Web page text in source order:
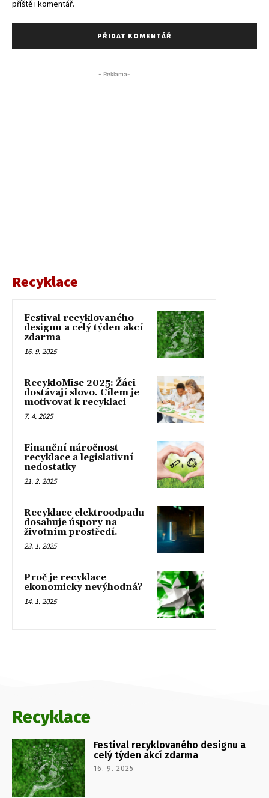
příště i komentář.
- Reklama-
Recyklace
Festival recyklovaného
designu a celý týden akcí
zdarma
16. 9. 2025
RecykloMise 2025: Žáci
dostávají slovo. Cílem je
motivovat k recyklaci
7. 4. 2025
Finanční náročnost
recyklace a legislativní
nedostatky
21. 2. 2025
Recyklace elektroodpadu
dosahuje úspory na
životním prostředí.
23. 1. 2025
Proč je recyklace
ekonomicky nevýhodná?
14. 1. 2025
Recyklace
Festival recyklovaného designu a
celý týden akcí zdarma
16. 9. 2025